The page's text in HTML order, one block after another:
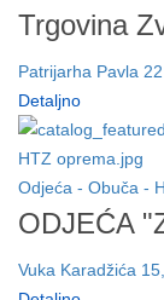
Trgovina
Patrijarha Pavla
Detaljno
Odjeća - Obuča -
ODJEĆA
Vuka Karadžića